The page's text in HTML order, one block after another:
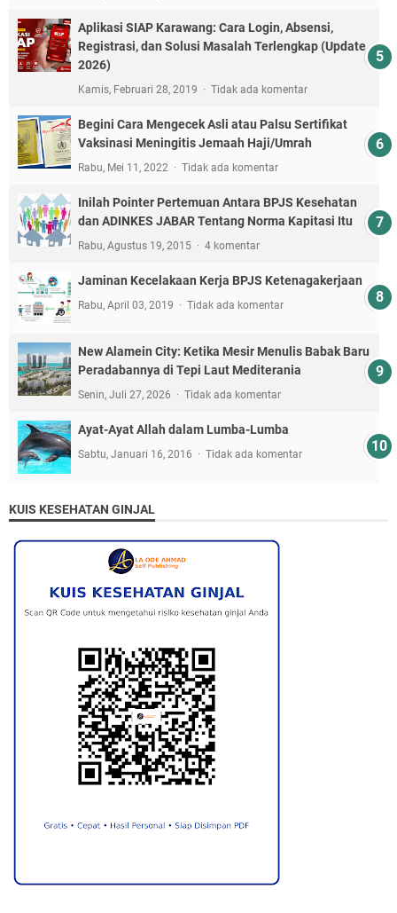
Aplikasi SIAP Karawang: Cara Login, Absensi,
Registrasi, dan Solusi Masalah Terlengkap (Update
2026)
Kamis, Februari 28, 2019 Tidak ada komentar
Begini Cara Mengecek Asli atau Palsu Sertifikat
Vaksinasi Meningitis Jemaah Haji/Umrah
Rabu, Mei 11, 2022 Tidak ada komentar
Inilah Pointer Pertemuan Antara BPJS Kesehatan
dan ADINKES JABAR Tentang Norma Kapitasi Itu
Rabu, Agustus 19, 2015 4 komentar
Jaminan Kecelakaan Kerja BPJS Ketenagakerjaan
Rabu, April 03, 2019 Tidak ada komentar
New Alamein City: Ketika Mesir Menulis Babak Baru
Peradabannya di Tepi Laut Mediterania
Senin, Juli 27, 2026 Tidak ada komentar
Ayat-Ayat Allah dalam Lumba-Lumba
Sabtu, Januari 16, 2016 Tidak ada komentar
KUIS KESEHATAN GINJAL